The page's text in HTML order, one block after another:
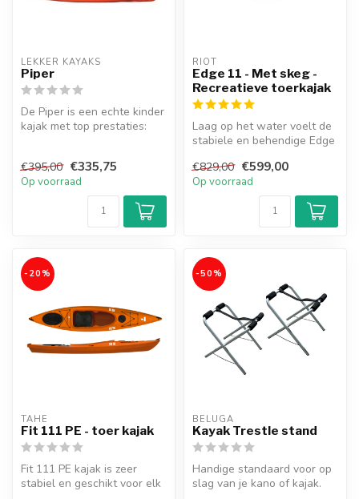
LEKKER KAYAKS
Piper
De Piper is een echte kinder
kajak met top prestaties:
€395,00 €335,75
Op voorraad
RIOT
Edge 11 - Met skeg -
Recreatieve toerkajak
Laag op het water voelt de
stabiele en behendige Edge
€829,00 €599,00
Op voorraad
-20%
TAHE
Fit 111 PE - toer kajak
Fit 111 PE kajak is zeer
stabiel en geschikt voor elk
-50%
BELUGA
Kayak Trestle stand
Handige standaard voor op
slag van je kano of kajak.